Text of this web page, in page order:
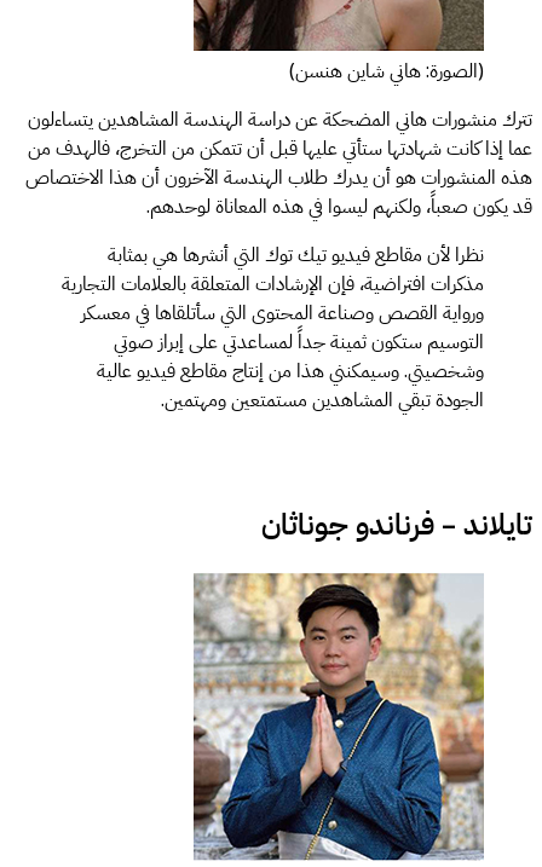
(الصورة: هاني شاين هنسن)
تترك منشورات هاني المضحكة عن دراسة الهندسة المشاهدين يتساءلون
عما إذا كانت شهادتها ستأتي عليها قبل أن تتمكن من التخرج، فالهدف من
هذه المنشورات هو أن يدرك طلاب الهندسة الآخرون أن هذا الاختصاص
قد يكون صعباً، ولكنهم ليسوا في هذه المعاناة لوحدهم.
نظرا لأن مقاطع فيديو تيك توك التي أنشرها هي بمثابة
مذكرات افتراضية، فإن الإرشادات المتعلقة بالعلامات التجارية
ورواية القصص وصناعة المحتوى التي سأتلقاها في معسكر
التوسيم ستكون ثمينة جداً لمساعدتي على إبراز صوتي
وشخصيتي. وسيمكنني هذا من إنتاج مقاطع فيديو عالية
الجودة تبقي المشاهدين مستمتعين ومهتمين.
تايلاند – فرناندو جوناثان